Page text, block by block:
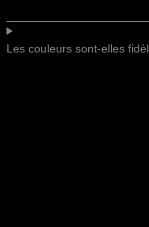
Les couleurs sont-elles